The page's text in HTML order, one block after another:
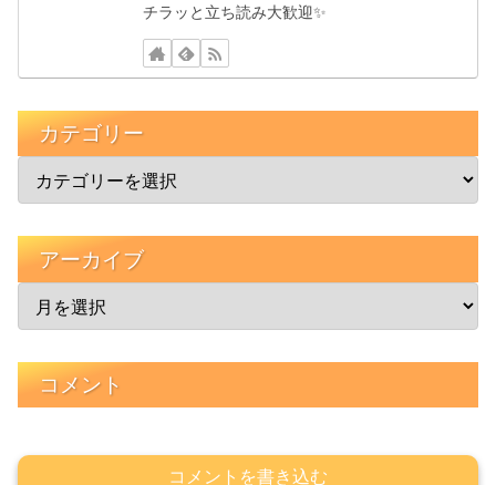
チラッと立ち読み大歓迎✨️
カテゴリー
アーカイブ
コメント
コメントを書き込む